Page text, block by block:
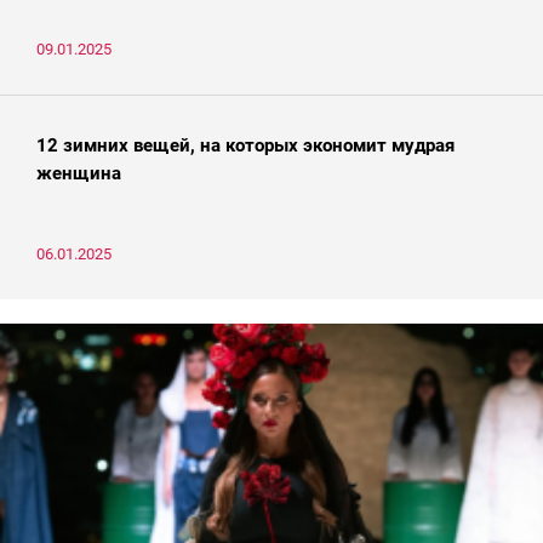
09.01.2025
12 зимних вещей, на которых экономит мудрая
женщина
06.01.2025